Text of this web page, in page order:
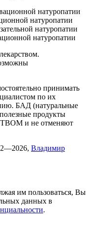
натуропатии
натуропатии
принимать
по их
БАД (натуральные
продукты
и не отменяют
Владимир
им пользоваться, Вы
данных в
.